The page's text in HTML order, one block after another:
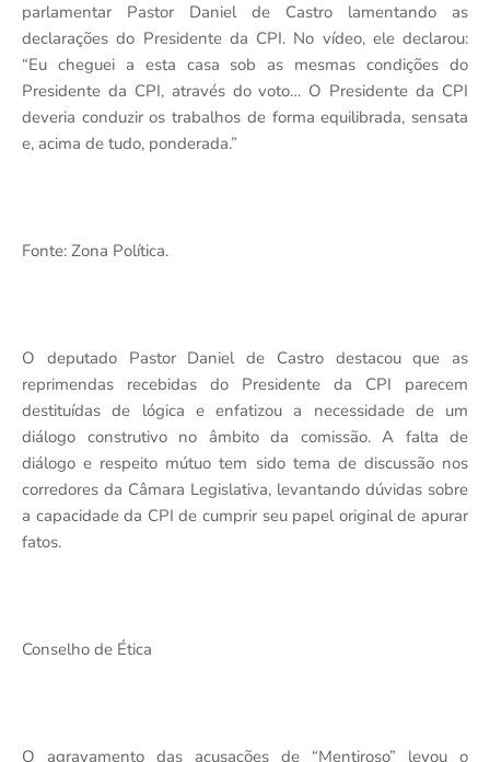
parlamentar Pastor Daniel de Castro lamentando as
declarações do Presidente da CPI. No vídeo, ele declarou:
“Eu cheguei a esta casa sob as mesmas condições do
Presidente da CPI, através do voto… O Presidente da CPI
deveria conduzir os trabalhos de forma equilibrada, sensata
e, acima de tudo, ponderada.”
Fonte: Zona Política.
O deputado Pastor Daniel de Castro destacou que as
reprimendas recebidas do Presidente da CPI parecem
destituídas de lógica e enfatizou a necessidade de um
diálogo construtivo no âmbito da comissão. A falta de
diálogo e respeito mútuo tem sido tema de discussão nos
corredores da Câmara Legislativa, levantando dúvidas sobre
a capacidade da CPI de cumprir seu papel original de apurar
fatos.
Conselho de Ética
O agravamento das acusações de “Mentiroso” levou o